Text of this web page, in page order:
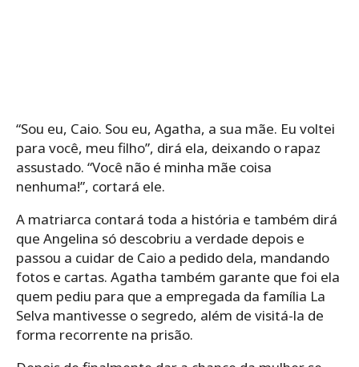
“Sou eu, Caio. Sou eu, Agatha, a sua mãe. Eu voltei
para você, meu filho”, dirá ela, deixando o rapaz
assustado. “Você não é minha mãe coisa
nenhuma!”, cortará ele.
A matriarca contará toda a história e também dirá
que Angelina só descobriu a verdade depois e
passou a cuidar de Caio a pedido dela, mandando
fotos e cartas. Agatha também garante que foi ela
quem pediu para que a empregada da família La
Selva mantivesse o segredo, além de visitá-la de
forma recorrente na prisão.